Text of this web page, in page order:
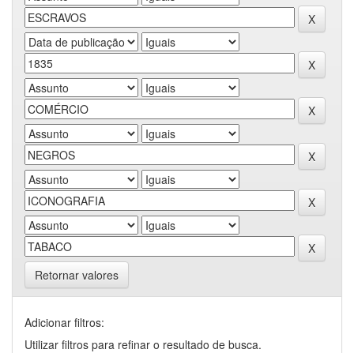
Retornar valores
Adicionar filtros:
Utilizar filtros para refinar o resultado de busca.